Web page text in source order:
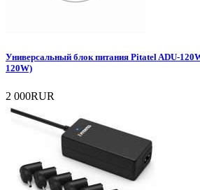
Универсальный блок питания Pitatel ADU-
120W)
2 000RUR